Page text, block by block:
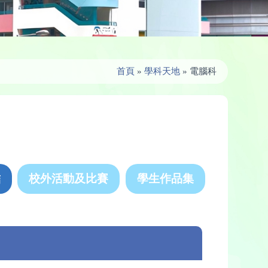
首頁» 學科天地» 電腦科
校外活動及比賽 學生作品集